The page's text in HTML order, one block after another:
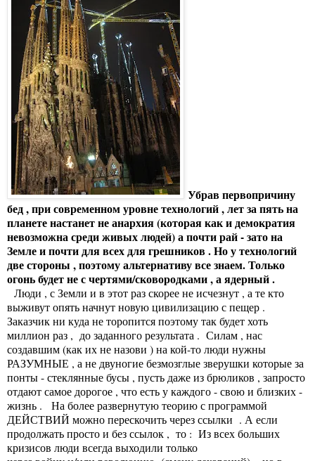
Убрав первопричину
бед , при современном уровне технологий , лет за пять на
планете настанет не анархия (которая как и демократия
невозможна среди живых людей) а почти рай - зато на
Земле и почти для всех для грешников . Но у технологий
две стороны , поэтому альтернативу все знаем. Только
огонь будет не с чертями/сковородками , а ядерный .
Люди , с Земли и в этот раз скорее не исчезнут , а те кто
выживут опять начнут новую цивилизацию с пещер .
Заказчик ни куда не торопится поэтому так будет хоть
миллион раз , до заданного результата . Силам , нас
создавшим (как их не назови ) на кой-то люди нужны
РАЗУМНЫЕ , а не двуногие безмозглые зверушки которые за
понты - стеклянные бусы , пусть даже из брюликов , запросто
отдают самое дорогое , что есть у каждого - свою и близких -
жизнь . На более развернутую теорию с программой
ДЕЙСТВИЙ можно перескочить через ссылки . А если
продолжать просто и без ссылок , то : Из всех больших
кризисов люди всегда выходили только